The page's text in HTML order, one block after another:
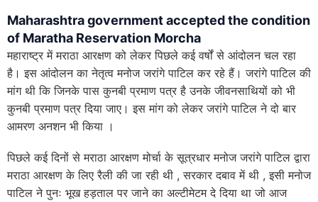
Maharashtra government accepted the condition
of Maratha Reservation Morcha
महाराष्ट्र में मराठा आरक्षण को लेकर पिछले कई वर्षों से आंदोलन चल रहा
है। इस आंदोलन का नेतृत्व मनोज जरांगे पाटिल कर रहे हैं। जरांगे पाटिल की
मांग थी कि जिनके पास कुनबी प्रमाण पत्र है उनके जीवनसाथियों को भी
कुनबी प्रमाण पत्र दिया जाए। इस मांग को लेकर जरांगे पाटिल ने दो बार
आमरण अनशन भी किया ।
पिछले कई दिनों से मराठा आरक्षण मोर्चा के सूत्रधार मनोज जरांगे पाटिल द्वारा
मराठा आरक्षण के लिए रैली की जा रही थी , सरकार दबाव में थी , इसी मनोज
पाटिल ने पुनः भूख हड़ताल पर जाने का अल्टीमेटम दे दिया था जो आज